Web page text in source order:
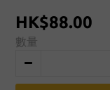
HK$88.00
數量